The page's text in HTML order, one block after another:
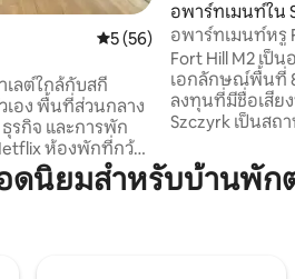
คะแนนเฉลี่ย 5 จาก 5, 56 รี
5 (56)
เลต์ใกล้กับสกี
เอง พื้นที่ส่วนกลาง
ธุรกิจ และการพัก
ห้องพักที่กว้าง
และระเบียง ห้อง
ระเบียงพร้อม
อพาร์ทเมนท์ใน
อพาร์ทเมนท์หรู
ภูเขา
Fort Hill M2 เป็
เอกลักษณ์พื้นที่
ลงทุนที่มีชื่อเสียง
Szczyrk เป็นสถ
และวิวที่น่าจดจ
สถาปัตยกรรมทั
นิยมสำหรับบ้านพักต